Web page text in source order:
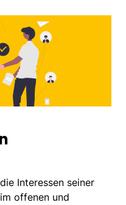
Interessen seiner
offenen und